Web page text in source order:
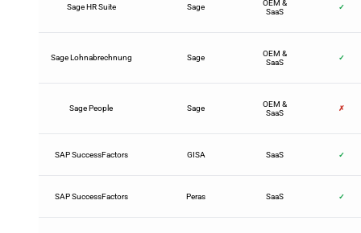
Sage HR Suite Sage
OEM &
SaaS
✓
Sage Lohnabrechnung Sage
OEM &
SaaS
✓
Sage People Sage
OEM &
SaaS
✗
SAP SuccessFactors GISA SaaS ✓
SAP SuccessFactors Peras SaaS ✓